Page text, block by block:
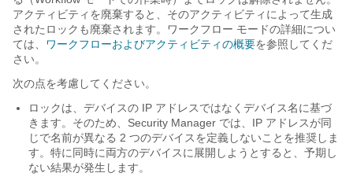
アクティビティを廃棄すると、そのアクティビティによって生成
されたロックも廃棄されます。ワークフロー モードの詳細につい
ては、 ワークフローおよびアクティビティの概要を参照してくだ
さい。
次の点を考慮してください。
ロックは、デバイスの IP アドレスではなくデバイス名に基づ
きます。そのため、Security Manager では、IP アドレスが同
じで名前が異なる 2 つのデバイスを定義しないことを推奨しま
す。特に同時に両方のデバイスに展開しようとすると、予期し
ない結果が発生します。